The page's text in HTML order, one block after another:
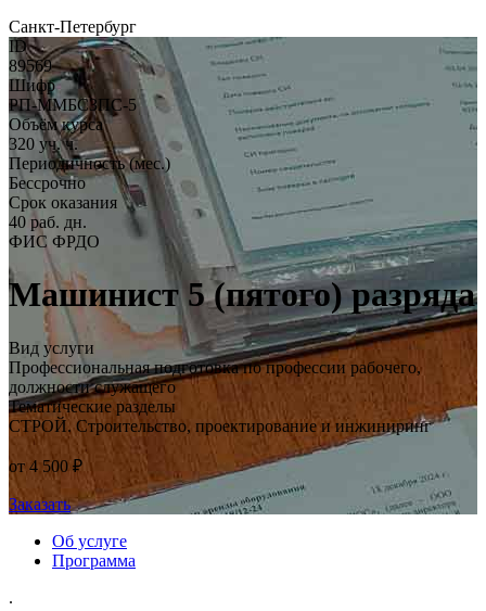
Санкт-Петербург
ID
89569
Шифр
РП-ММБСЗПС-5
Объём курса
320 уч. ч.
Периодичность (мес.)
Бессрочно
Срок оказания
40 раб. дн.
ФИС ФРДО
Машинист 5 (пятого) разряда
Вид услуги
Профессиональная подготовка по профессии рабочего,
должности служащего
Тематические разделы
СТРОЙ. Строительство, проектирование и инжиниринг
от 4 500 ₽
Заказать
Об услуге
Программа
.